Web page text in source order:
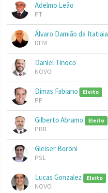
Adelmo Leão
PT
Álvaro Damião da Itatiaia
DEM
Daniel Tinoco
NOVO
Dimas Fabiano Eleito
PP
Gilberto Abramo Eleito
PRB
Gleiser Boroni
PSL
Lucas Gonzalez Eleito
NOVO